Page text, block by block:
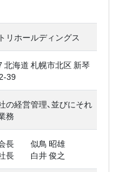
リホールディングス
北海道 札幌市北区 新琴
の経営管理、並びにそれ
務
会長 似鳥 昭雄
社長 白井 俊之